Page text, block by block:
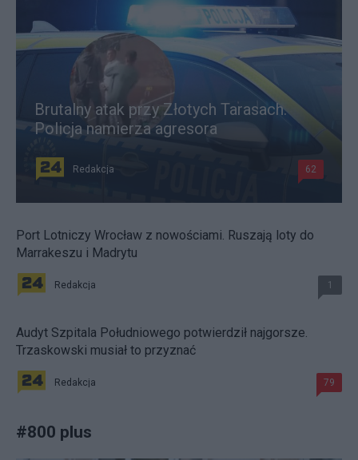
Brutalny atak przy Złotych Tarasach.
Policja namierza agresora
Redakcja 62
Port Lotniczy Wrocław z nowościami. Ruszają loty do
Marrakeszu i Madrytu
Redakcja 1
Audyt Szpitala Południowego potwierdził najgorsze.
Trzaskowski musiał to przyznać
Redakcja 79
#800 plus